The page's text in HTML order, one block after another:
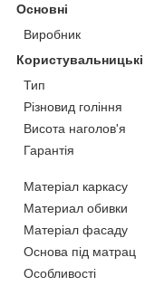
Основні
Виробник
Тип
Різновид гоління
Висота наголов'я
Гарантія
Матеріал каркасу
Материал обивки
Матеріал фасаду
Основа під матрац
Особливості